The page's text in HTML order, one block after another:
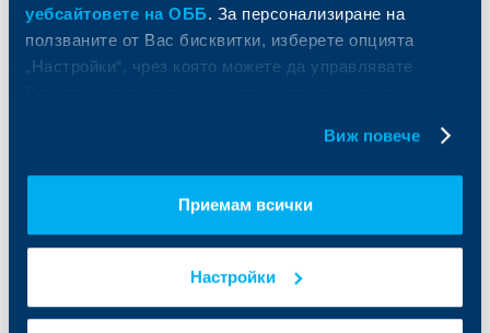
уебсайтовете на ОББ. За персонализиране на
ползваните от Вас бисквитки, изберете опцията
„Настройки“, чрез която можете да управлявате
Виж повече
Приемам всички
Настройки
Частно банкиране
Застраховки
Актуализация на клиентски данни
Пазари, инвестиционно банкиране
и попечителски услуги
За KBC Груп
Европейско финансиране
ДЗИ
ОББ Интерлийз
ОББ Асет мениджмънт
ОББ Застрахователен брокер